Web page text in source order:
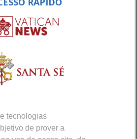
tecnologias
de prover a